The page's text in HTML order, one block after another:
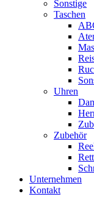
Sonstige
Taschen
Uhren
Zubehör
Unternehmen
Kontakt